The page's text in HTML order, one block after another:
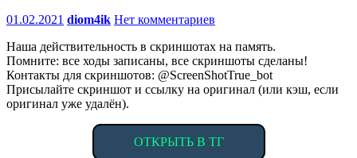
01.02.2021 diom4ik Нет комментариев
Наша действительность в скриншотах на память.
Помните: все ходы записаны, все скриншоты сделаны!
Контакты для скриншотов: @ScreenShotTrue_bot
Присылайте скриншот и ссылку на оригинал (или кэш, если
оригинал уже удалён).
ОТКРЫТЬ В ТГ